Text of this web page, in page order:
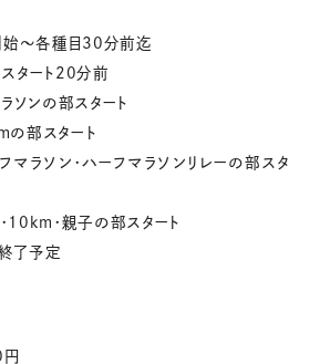
〜各種目30分前迄
タート20分前
ンの部スタート
部スタート
ラソン・ハーフマラソンリレーの部スタ
・親子の部スタート
了予定